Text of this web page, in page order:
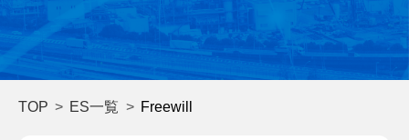
TOP ES一覧 Freewill